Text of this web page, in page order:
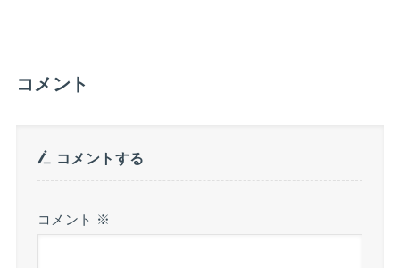
コメント
コメントする
コメント ※